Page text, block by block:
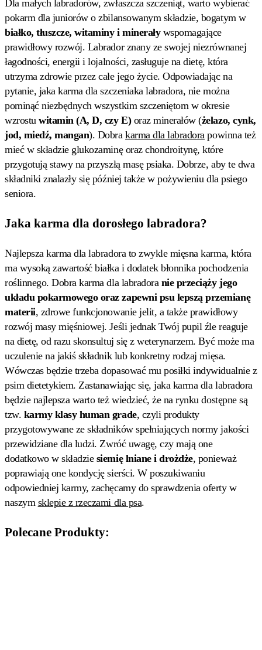
Dla małych labradorów, zwłaszcza szczeniąt, warto wybierać
pokarm dla juniorów o zbilansowanym składzie, bogatym w
białko, tłuszcze, witaminy i mineraływspomagające
prawidłowy rozwój. Labrador znany ze swojej niezrównanej
łagodności, energii i lojalności, zasługuje na dietę, która
utrzyma zdrowie przez całe jego życie. Odpowiadając na
pytanie, jaka karma dla szczeniaka labradora, nie można
pominąć niezbędnych wszystkim szczeniętom w okresie
wzrostuwitamin (A, D, czy E)oraz minerałów (żelazo, cynk,
jod, miedź, mangan). Dobrakarma dla labradora powinna też
mieć w składzie glukozaminę oraz chondroitynę, które
przygotują stawy na przyszłą masę psiaka. Dobrze, aby te dwa
składniki znalazły się później także w pożywieniu dla psiego
seniora.
Jaka karma dla dorosłego labradora?
Najlepsza karma dla labradora to zwykle mięsna karma, która
ma wysoką zawartość białka i dodatek błonnika pochodzenia
roślinnego. Dobra karma dla labradora nie przeciąży jego
układu pokarmowego oraz zapewni psu lepszą przemianę
materii, zdrowe funkcjonowanie jelit, a także prawidłowy
rozwój masy mięśniowej. Jeśli jednak Twój pupil źle reaguje
na dietę, od razu skonsultuj się z weterynarzem. Być może ma
uczulenie na jakiś składnik lub konkretny rodzaj mięsa.
Wówczas będzie trzeba dopasować mu posiłki indywidualnie z
psim dietetykiem. Zastanawiając się, jaka karma dla labradora
będzie najlepsza warto też wiedzieć, że na rynku dostępne są
tzw. karmy klasy human grade, czyli produkty
przygotowywane ze składników spełniających normy jakości
przewidziane dla ludzi. Zwróć uwagę, czy mają one
dodatkowo w składziesiemię lniane i drożdże, ponieważ
poprawiają one kondycję sierści. W poszukiwaniu
odpowiedniej karmy, zachęcamy do sprawdzenia oferty w
naszym sklepie z rzeczami dla psa.
Polecane Produkty: